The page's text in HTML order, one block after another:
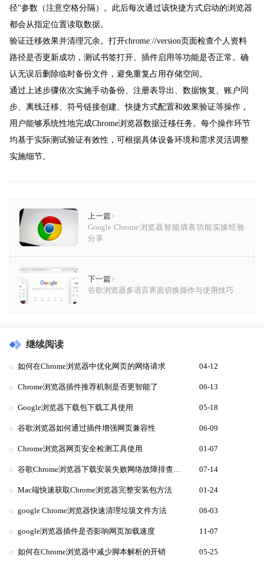
径"参数（注意空格分隔）。此后每次通过该快捷方式启动的浏览器
都会从指定位置读取数据。
验证迁移效果并清理冗余。打开chrome://version页面检查个人资料
路径是否更新成功，测试书签打开、插件启用等功能是否正常。确
认无误后删除临时备份文件，避免重复占用存储空间。
通过上述步骤依次实施手动备份、注册表导出、数据恢复、账户同
步、离线迁移、符号链接创建、快捷方式配置和效果验证等操作，
用户能够系统性地完成Chrome浏览器数据迁移任务。每个操作环节
均基于实际测试验证有效性，可根据具体设备环境和需求灵活调整
实施细节。
上一篇>
Google Chrome浏览器智能填表功能实操经验
分享
下一篇>
谷歌浏览器多语言界面切换操作与使用技巧
继续阅读
如何在Chrome浏览器中优化网页的网络请求 04-12
Chrome浏览器插件推荐机制是否更智能了 06-13
Google浏览器下载包下载工具使用 05-18
谷歌浏览器如何通过插件增强网页兼容性 06-09
Chrome浏览器网页安全检测工具使用 01-07
谷歌Chrome浏览器下载安装失败网络故障排查指南 07-14
Mac端快速获取Chrome浏览器完整安装包方法 01-24
google Chrome浏览器快速清理垃圾文件方法 08-03
google浏览器插件是否影响网页加载速度 11-07
如何在Chrome浏览器中减少脚本解析的开销 05-25